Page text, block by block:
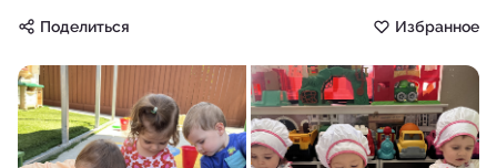
Поделиться Избранное